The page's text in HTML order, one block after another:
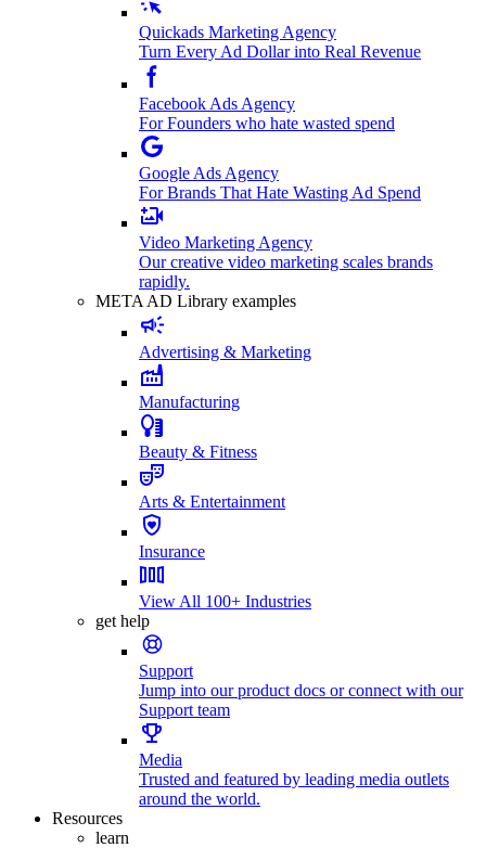
Quickads Marketing Agency
Turn Every Ad Dollar into Real Revenue
Facebook Ads Agency
For Founders who hate wasted spend
Google Ads Agency
For Brands That Hate Wasting Ad Spend
Video Marketing Agency
Our creative video marketing scales brands
rapidly.
META AD Library examples
Advertising & Marketing
Manufacturing
Beauty & Fitness
Arts & Entertainment
Insurance
View All 100+ Industries
get help
Support
Jump into our product docs or connect with our
Support team
Media
Trusted and featured by leading media outlets
around the world.
Resources
learn